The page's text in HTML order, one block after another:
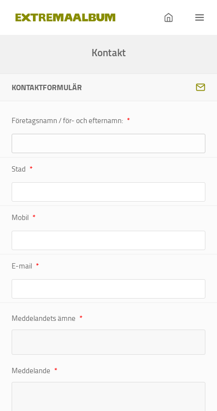
Kontakt
KONTAKTFORMULÄR
Företagsnamn / för- och efternamn:
Stad
Mobil
E-mail
Meddelandets ämne
Meddelande